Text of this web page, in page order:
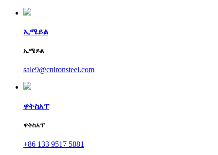
ኢሜይል
ኢሜይል
sale9@cnironsteel.com
ዋትስአፕ
ዋትስአፕ
+86 133 9517 5881